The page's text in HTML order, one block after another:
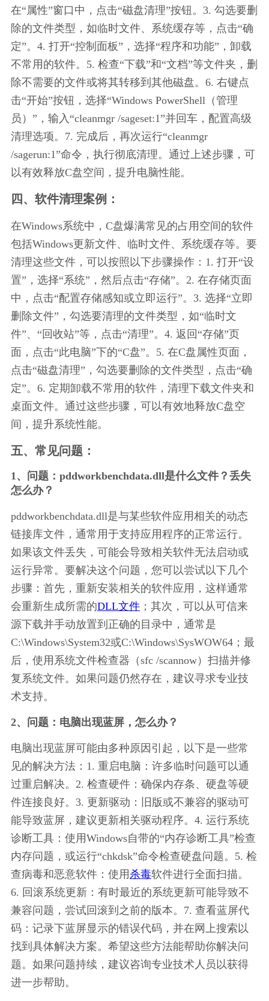
在“属性”窗口中，点击“磁盘清理”按钮。3. 勾选要删
除的文件类型，如临时文件、系统缓存等，点击“确
定”。4. 打开“控制面板”，选择“程序和功能”，卸载
不常用的软件。5. 检查“下载”和“文档”等文件夹，删
除不需要的文件或将其转移到其他磁盘。6. 右键点
击“开始”按钮，选择“Windows PowerShell（管理
员）”，输入“cleanmgr /sageset:1”并回车，配置高级
清理选项。7. 完成后，再次运行“cleanmgr
/sagerun:1”命令，执行彻底清理。通过上述步骤，可
以有效释放C盘空间，提升电脑性能。
四、软件清理案例：
在Windows系统中，C盘爆满常见的占用空间的软件
包括Windows更新文件、临时文件、系统缓存等。要
清理这些文件，可以按照以下步骤操作：1. 打开“设
置”，选择“系统”，然后点击“存储”。2. 在存储页面
中，点击“配置存储感知或立即运行”。3. 选择“立即
删除文件”，勾选要清理的文件类型，如“临时文
件”、“回收站”等，点击“清理”。4. 返回“存储”页
面，点击“此电脑”下的“C盘”。5. 在C盘属性页面，
点击“磁盘清理”，勾选要删除的文件类型，点击“确
定”。6. 定期卸载不常用的软件，清理下载文件夹和
桌面文件。通过这些步骤，可以有效地释放C盘空
间，提升系统性能。
五、常见问题：
1、问题：pddworkbenchdata.dll是什么文件？丢失
怎么办？
pddworkbenchdata.dll是与某些软件应用相关的动态
链接库文件，通常用于支持应用程序的正常运行。
如果该文件丢失，可能会导致相关软件无法启动或
运行异常。要解决这个问题，您可以尝试以下几个
步骤：首先，重新安装相关的软件应用，这样通常
会重新生成所需的DLL文件；其次，可以从可信来
源下载并手动放置到正确的目录中，通常是
C:\Windows\System32或C:\Windows\SysWOW64；最
后，使用系统文件检查器（sfc /scannow）扫描并修
复系统文件。如果问题仍然存在，建议寻求专业技
术支持。
2、问题：电脑出现蓝屏，怎么办？
电脑出现蓝屏可能由多种原因引起，以下是一些常
见的解决方法：1. 重启电脑：许多临时问题可以通
过重启解决。2. 检查硬件：确保内存条、硬盘等硬
件连接良好。3. 更新驱动：旧版或不兼容的驱动可
能导致蓝屏，建议更新相关驱动程序。4. 运行系统
诊断工具：使用Windows自带的“内存诊断工具”检查
内存问题，或运行“chkdsk”命令检查硬盘问题。5. 检
查病毒和恶意软件：使用 杀毒软件进行全面扫描。
6. 回滚系统更新：有时最近的系统更新可能导致不
兼容问题，尝试回滚到之前的版本。7. 查看蓝屏代
码：记录下蓝屏显示的错误代码，并在网上搜索以
找到具体解决方案。希望这些方法能帮助你解决问
题。如果问题持续，建议咨询专业技术人员以获得
进一步帮助。